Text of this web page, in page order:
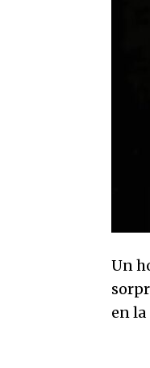
Un
en la